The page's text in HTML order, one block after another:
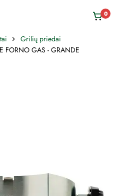
0
Grilių priedai
FORNO GAS - GRANDE